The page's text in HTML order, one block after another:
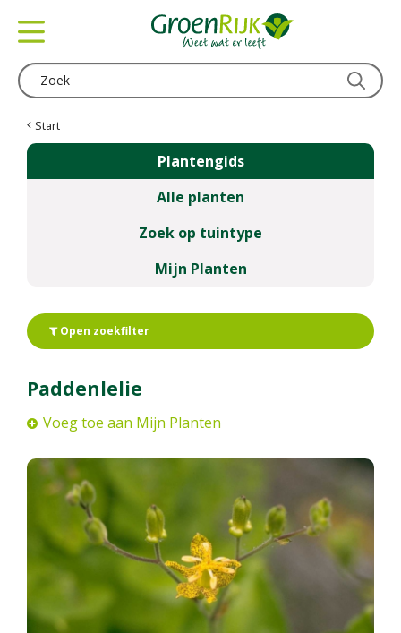
Start
Plantengids
Alle planten
Zoek op tuintype
Mijn Planten
Open zoekfilter
Paddenlelie
Voeg toe aan Mijn Planten